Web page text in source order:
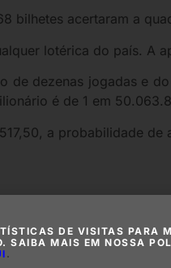
bilhetes acertaram a
lotérica do país. A
dezenas jogadas e
é de 1 em
a probabilidade
Deixe
O seu
DE VISITAS PARA
SAIBA MAIS EM NOSSA
.